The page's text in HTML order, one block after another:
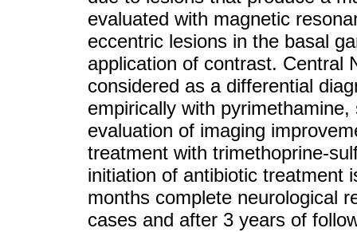
evaluated with magnetic
eccentric lesions in the basal
application of contrast. Central
considered as a differential
empirically with
evaluation of imaging
treatment with trimethoprine-
initiation of antibiotic treatment
months complete neurological
cases and after 3 years of